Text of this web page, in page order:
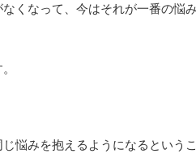
くなって、今はそれが一番の悩
悩みを抱えるようになるという